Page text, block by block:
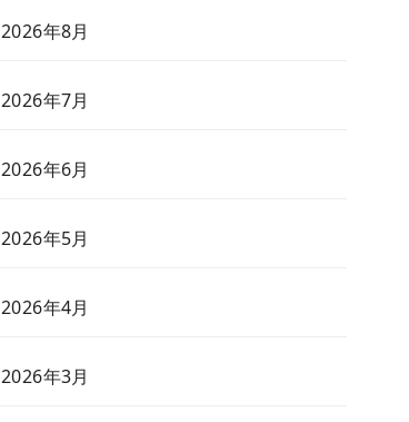
2026年8月
2026年7月
2026年6月
2026年5月
2026年4月
2026年3月